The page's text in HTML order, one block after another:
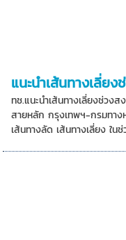
แนะนำเส้นทางเลี่ย
ทช.แนะนำเส้นทางเลี่ยงช่วง
สายหลัก กรุงเทพฯ-กรมทาง
เส้นทางลัด เส้นทางเลี่ยง ใน